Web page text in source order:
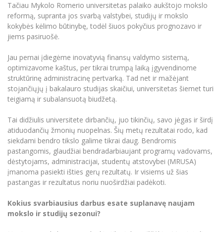
Tačiau Mykolo Romerio universitetas palaiko aukštojo mokslo
reformą, supranta jos svarbą valstybei, studijų ir mokslo
kokybės kėlimo būtinybę, todėl šiuos pokyčius prognozavo ir
jiems pasiruošė.
Jau pernai įdiegėme inovatyvią finansų valdymo sistemą,
optimizavome kaštus, per tikrai trumpą laiką įgyvendinome
struktūrinę administracinę pertvarką. Tad net ir mažėjant
stojančiųjų į bakalauro studijas skaičiui, universitetas šiemet turi
teigiamą ir subalansuotą biudžetą.
Tai didžiulis universitete dirbančių, juo tikinčių, savo jėgas ir širdį
atiduodančių žmonių nuopelnas. Šių metų rezultatai rodo, kad
siekdami bendro tikslo galime tikrai daug. Bendromis
pastangomis, glaudžiai bendradarbiaujant programų vadovams,
dėstytojams, administracijai, studentų atstovybei (MRUSA)
įmanoma pasiekti išties gerų rezultatų. Ir visiems už šias
pastangas ir rezultatus noriu nuoširdžiai padėkoti.
Kokius svarbiausius darbus esate suplanavę naujam
mokslo ir studijų sezonui?